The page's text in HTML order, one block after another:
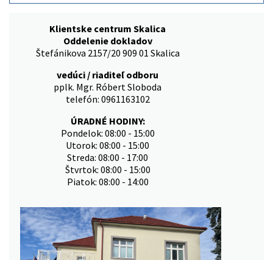
Klientske centrum Skalica
Oddelenie dokladov
Štefánikova 2157/20 909 01 Skalica
vedúci / riaditeľ odboru
pplk. Mgr. Róbert Sloboda
telefón: 0961163102
ÚRADNÉ HODINY:
Pondelok: 08:00 - 15:00
Utorok: 08:00 - 15:00
Streda: 08:00 - 17:00
Štvrtok: 08:00 - 15:00
Piatok: 08:00 - 14:00